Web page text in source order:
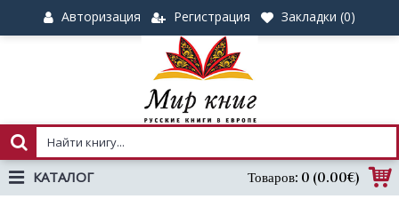
Авторизация Регистрация Закладки (0)
Товаров: 0 (0.00€)
КАТАЛОГ